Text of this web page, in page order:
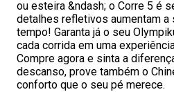
ou esteira &ndash; o Corre 5 é
detalhes refletivos aumentam a
tempo! Garanta já o seu
cada corrida em uma
Compre agora e sinta a
descanso, prove também o
conforto que o seu pé merece.